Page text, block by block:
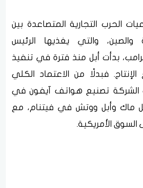
الحرب التجارية المتصاعدة بين
والصين، والتي يغذيها الرئيس
بدأت أبل منذ فترة في تنفيذ
الإنتاج. فبدلًا من الاعتماد الكلي
الشركة تصنيع هواتف آيفون في
ماك وأبل ووتش في فيتنام، مع
السوق الأمريكية.